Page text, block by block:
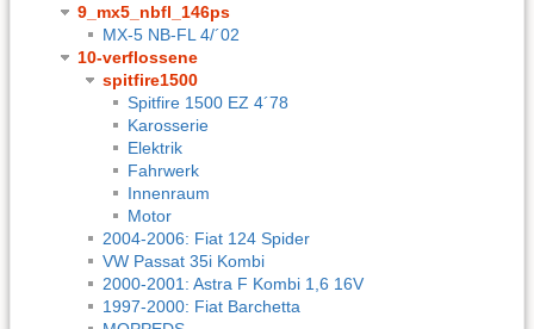
9_mx5_nbfl_146ps
MX-5 NB-FL 4/´02
10-verflossene
spitfire1500
Spitfire 1500 EZ 4´78
Karosserie
Elektrik
Fahrwerk
Innenraum
Motor
2004-2006: Fiat 124 Spider
VW Passat 35i Kombi
2000-2001: Astra F Kombi 1,6 16V
1997-2000: Fiat Barchetta